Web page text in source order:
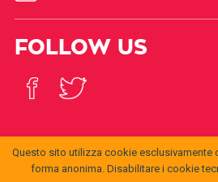
FOLLOW US
Questo sito utilizza cookie esclusivamente
forma anonima. Disabilitare i cookie